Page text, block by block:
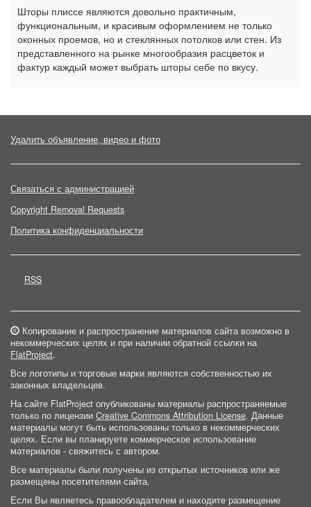
Шторы плиссе являются довольно практичным,
функциональным, и красивым оформлением не только
оконных проемов, но и стеклянных потолков или стен. Из
представленного на рынке многообразия расцветок и
фактур каждый может выбрать шторы себе по вкусу.
Удалить объявление, видео и фото
Связаться с администрацией
Copyright Removal Requests
Политика конфиденциальности
RSS
Копирование и распространение материалов сайта возможно в
некоммерческих целях и при наличии обратной ссылки на
FlatProject.
Все логотипы и торговые марки являются собственностью их
законных владельцев.
На сайте FlatProject опубликованы материалы распространяемые
только по лицензии Creative Commons Attribution License. Данные
материалы могут быть использованы только в некоммерческих
целях. Если вы планируете коммерческое использование
материалов - свяжитесь с автором.
Все материалы были получены из открытых источников или же
размещены посетителями сайта.
Если Вы являетесь правообладателем и находите размещение